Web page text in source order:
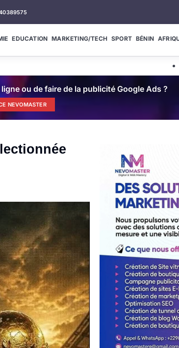
EDUCATION MARKETING/TECH SPORT BÉNIN
ou de faire de la publicité Google Ads ?
NEVOMASTER